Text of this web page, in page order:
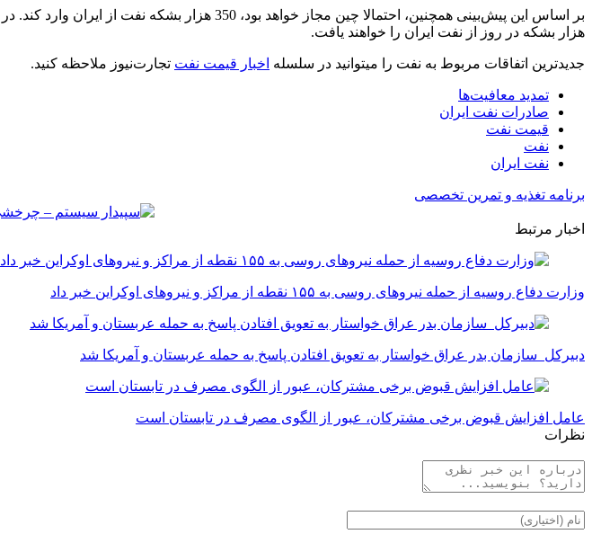
هزار بشکه در روز از نفت ایران را خواهند یافت.
جدیدترین اتفاقات مربوط به نفت را می‎توانید در سلسله اخبار قیمت نفت تجارت‌نیوز ملاحظه کنید.
تمدید معافیت‌ها
صادرات نفت ایران
قیمت نفت
نفت
نفت ایران
برنامه تغذیه و تمرین تخصصی
اخبار مرتبط
وزارت دفاع روسیه از حمله نیروهای روسی به ۱۵۵ نقطه از مراکز و نیروهای اوکراین خبر داد
دبیرکل سازمان بدر عراق خواستار به تعویق افتادن پاسخ به حمله عربستان و آمریکا شد
عامل افزایش قبوض برخی مشترکان، عبور از الگوی مصرف در تابستان است
نظرات